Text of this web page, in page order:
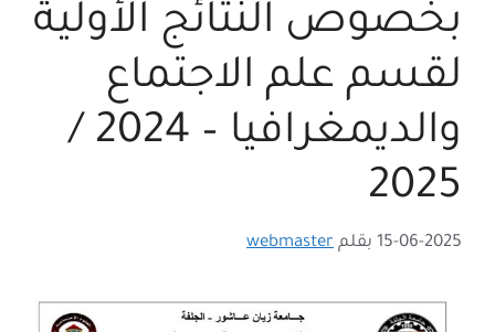
بخصوص النتائج الأولية
لقسم علم الاجتماع
والديمغرافيا – 2024 /
2025
15-06-2025 بقلم webmaster